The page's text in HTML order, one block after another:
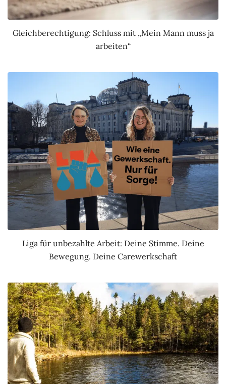
Gleichberechtigung: Schluss mit „Mein Mann muss ja
arbeiten“
Liga für unbezahlte Arbeit: Deine Stimme. Deine
Bewegung. Deine Carewerkschaft